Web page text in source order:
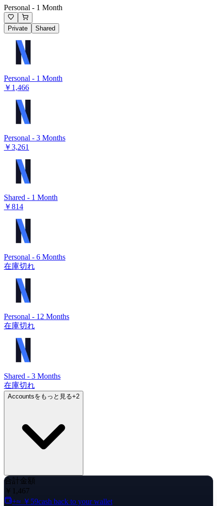
Personal - 1 Month
Private Shared
Personal - 1 Month
￥1,466
Personal - 3 Months
￥3,261
Shared - 1 Month
￥814
Personal - 6 Months
在庫切れ
Personal - 12 Months
在庫切れ
Shared - 3 Months
在庫切れ
Accountsをもっと見る+2
合計金額
￥1,467
+≈ ￥59cash back to your wallet